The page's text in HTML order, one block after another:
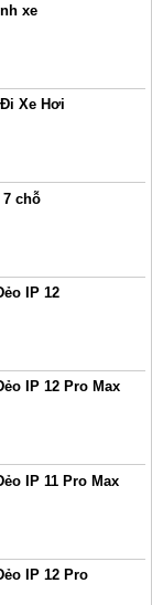
xe
Xe Hơi
chỗ
IP 12
IP 12 Pro Max
IP 11 Pro Max
IP 12 Pro